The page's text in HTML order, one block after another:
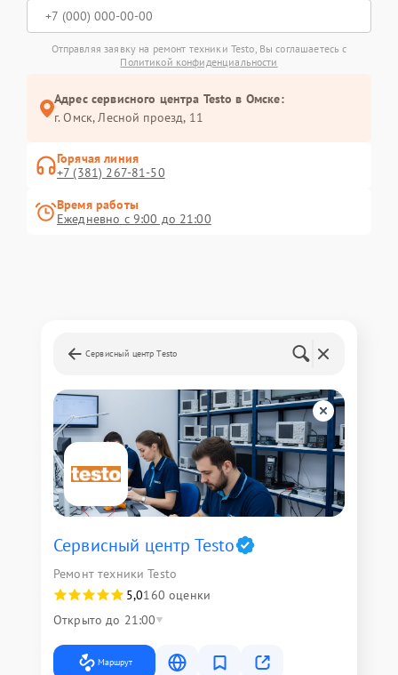
Отправляя заявку на ремонт техники Testo, Вы соглашаетесь с
Политикой конфиденциальности
Адрес сервисного центра Testo в Омске:
г. Омск, ​Лесной проезд, 11
Горячая линия
+7 (381) 267-81-50
Время работы
Ежедневно с 9:00 до 21:00
Сервисный центр Testo
Сервисный центр Testo
Ремонт техники Testo
5,0160 оценки
Открыто до 21:00
Маршрут